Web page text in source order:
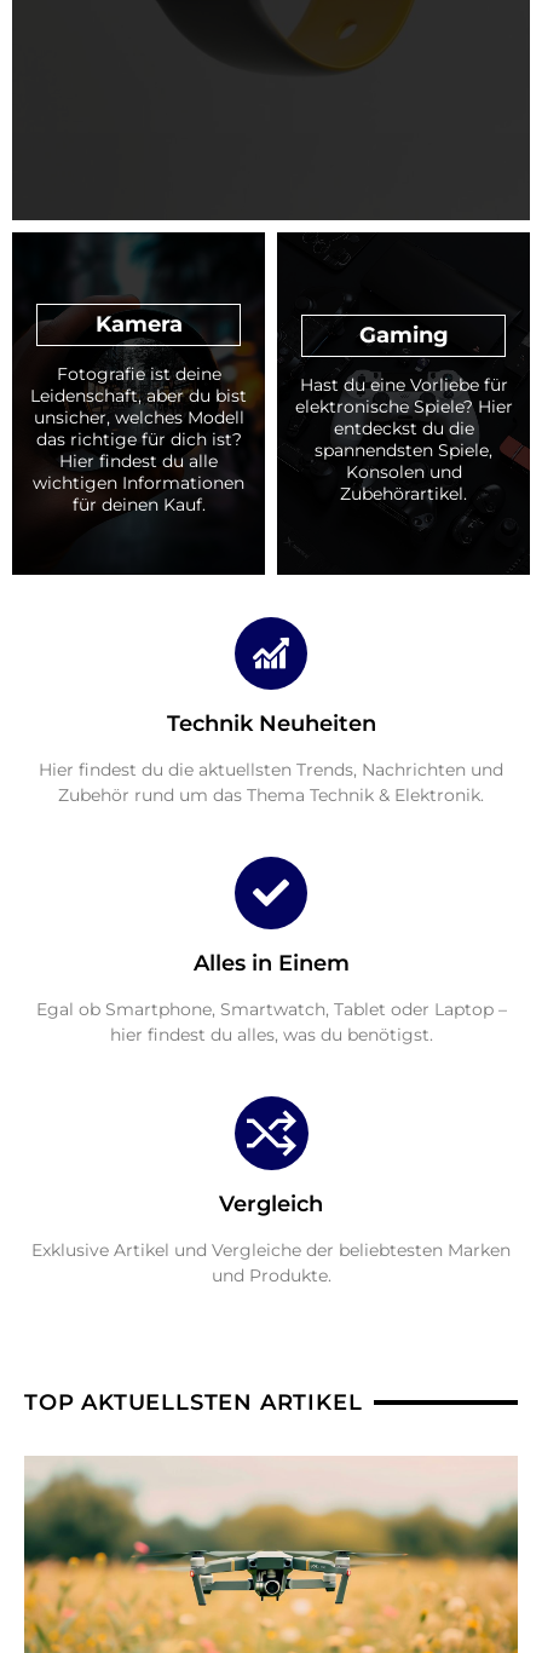
Kamera
Fotografie ist deine
Leidenschaft, aber du bist
unsicher, welches Modell
das richtige für dich ist?
Hier findest du alle
wichtigen Informationen
für deinen Kauf.
Gaming
Hast du eine Vorliebe für
elektronische Spiele? Hier
entdeckst du die
spannendsten Spiele,
Konsolen und
Zubehörartikel.
Technik Neuheiten
Hier findest du die aktuellsten Trends, Nachrichten und
Zubehör rund um das Thema Technik & Elektronik.
Alles in Einem
Egal ob Smartphone, Smartwatch, Tablet oder Laptop –
hier findest du alles, was du benötigst.
Vergleich
Exklusive Artikel und Vergleiche der beliebtesten Marken
und Produkte.
TOP AKTUELLSTEN ARTIKEL